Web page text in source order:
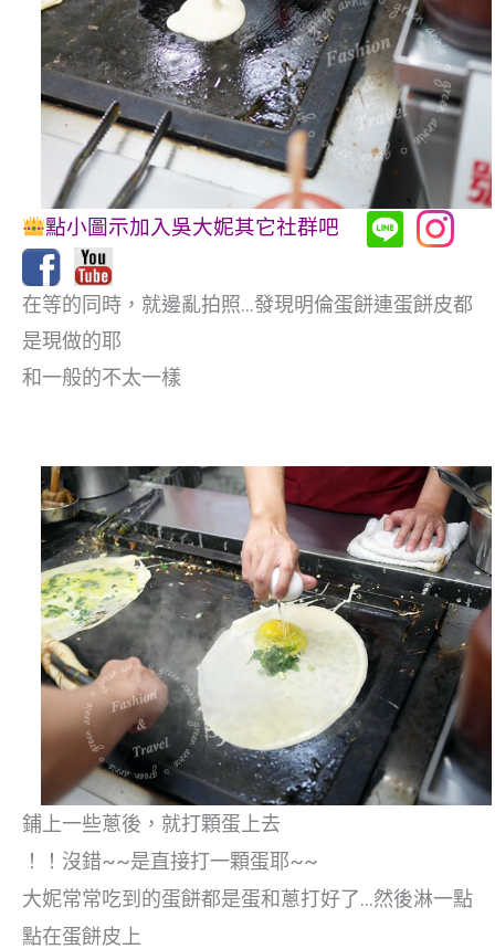
點小圖示加入吳大妮其它社群吧
在等的同時，就邊亂拍照…發現明倫蛋餅連蛋餅皮都
是現做的耶
和一般的不太一樣
鋪上一些蔥後，就打顆蛋上去
！！沒錯~~是直接打一顆蛋耶~~
大妮常常吃到的蛋餅都是蛋和蔥打好了…然後淋一點
點在蛋餅皮上